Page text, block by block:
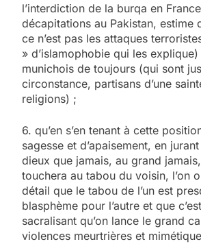
l’interdiction de la burqa en
décapitations au Pakistan, estime
ce n’est pas les attaques
» d’islamophobie qui les
munichois de toujours (qui sont
circonstance, partisans d’une
religions) ;
6. qu’en s’en tenant à cette
sagesse et d’apaisement, en
dieux que jamais, au grand jamais,
touchera au tabou du voisin, l’on
détail que le tabou de l’un est
blasphème pour l’autre et que
sacralisant qu’on lance le grand
violences meurtrières et